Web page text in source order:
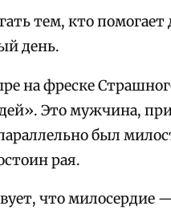
тем, кто помогает
день.
на фреске
Это мужчина,
был
рая.
что милосердие